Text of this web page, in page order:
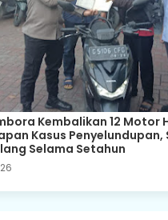
Kembalikan 12 Motor
Kasus Penyelundupan,
Selama Setahun